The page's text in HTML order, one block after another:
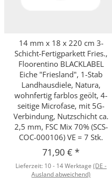
Schnellkauf
14 mm x 18 x 220 cm 3-
Schicht-Fertigparkett Fries.,
Floorentino BLACKLABEL
Eiche "Friesland", 1-Stab
Landhausdiele, Natura,
wohnfertig farblos geölt, 4-
seitige Microfase, mit 5G-
Verbindung, Nutzschicht ca.
2,5 mm, FSC Mix 70% (SCS-
COC-000106) VE = 7 Stk.
71,90 €*
Lieferzeit: 10 - 14 Werktage(DE -
Ausland abweichend)